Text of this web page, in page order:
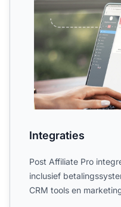
Integraties
Post Affiliate Pro
inclusief
CRM tools en